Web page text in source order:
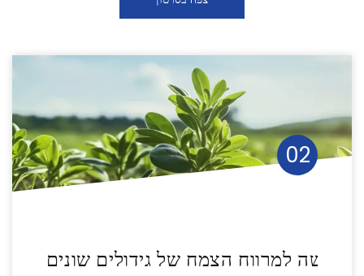
03
להחלפה המתאים לעומקי שתילה שונים